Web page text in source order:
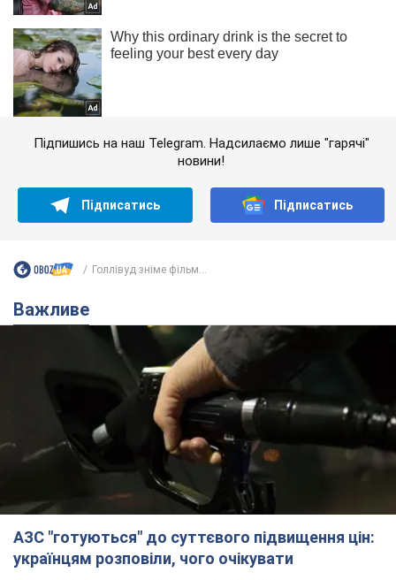
Підпишись на наш Telegram. Надсилаємо лише "гарячі"
новини!
Підписатись Підписатись
Голлівуд зніме фільм...
Важливе
АЗС "готуються" до суттєвого підвищення цін:
українцям розповіли, чого очікувати